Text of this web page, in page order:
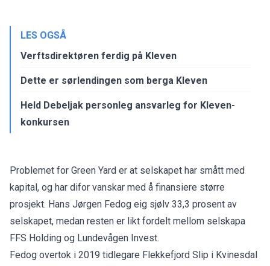
LES OGSÅ
Verftsdirektøren ferdig på Kleven
Dette er sørlendingen som berga Kleven
Held Debeljak personleg ansvarleg for Kleven-
konkursen
Problemet for Green Yard er at selskapet har smått med
kapital, og har difor vanskar med å finansiere større
prosjekt. Hans Jørgen Fedog eig sjølv 33,3 prosent av
selskapet, medan resten er likt fordelt mellom selskapa
FFS Holding og Lundevågen Invest.
Fedog overtok i 2019 tidlegare Flekkefjord Slip i Kvinesdal